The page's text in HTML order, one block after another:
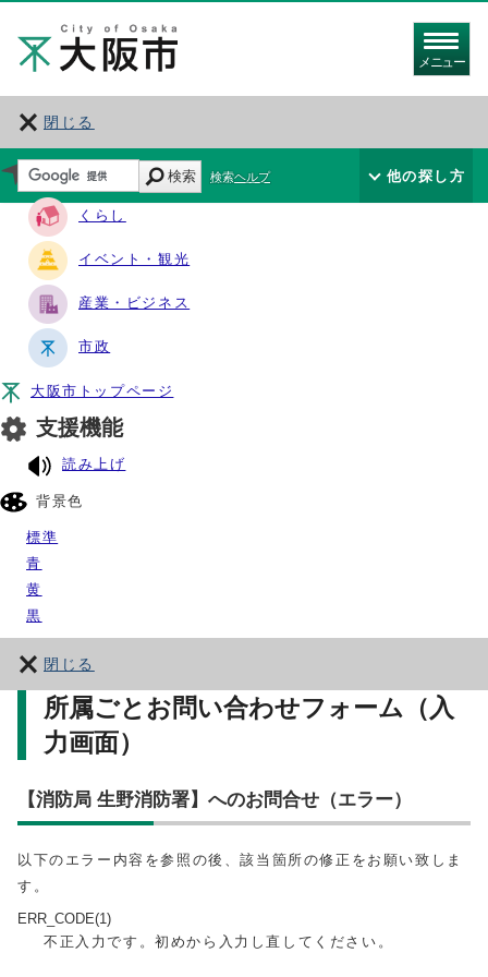
メニュー
閉じる
サイト・ナビ
くらし
イベント・観光
産業・ビジネス
市政
大阪市トップページ
支援機能
読み上げ
背景色
標準
青
黄
黒
閉じる
検索 検索ヘルプ 他の探し方
所属ごとお問い合わせフォーム（入
力画面）
【消防局 生野消防署】へのお問合せ（エラー）
以下のエラー内容を参照の後、該当箇所の修正をお願い致しま
す。
ERR_CODE(1)
不正入力です。初めから入力し直してください。